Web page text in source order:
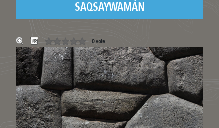
SAQSAYWAMÁN
0 vote